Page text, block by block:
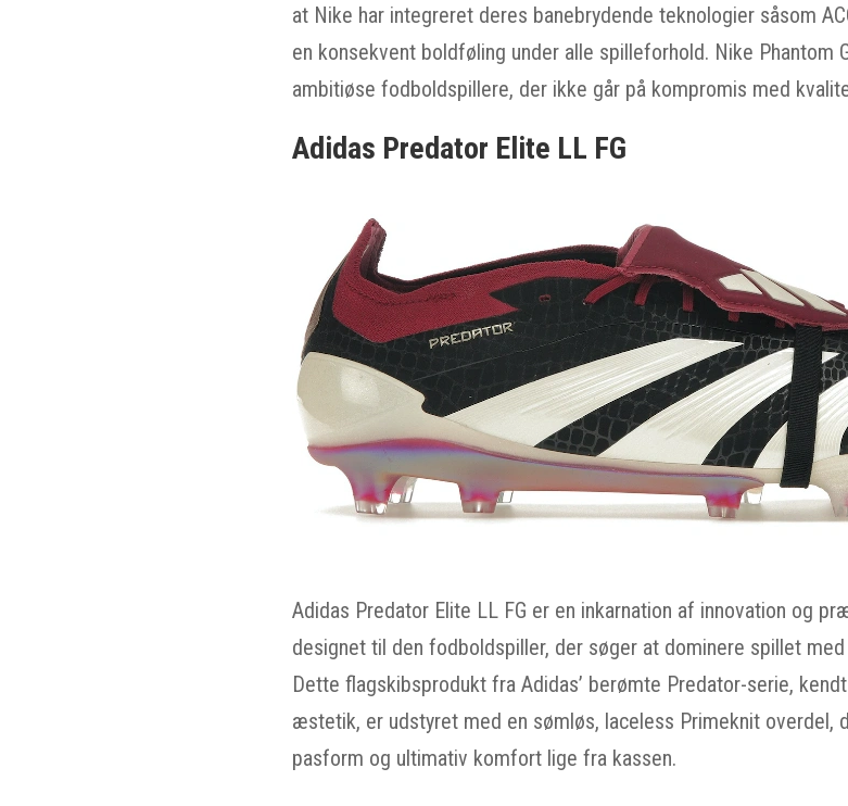
at Nike har integreret deres banebrydende teknologier såsom
en konsekvent boldføling under alle spilleforhold. Nike Phantom
ambitiøse fodboldspillere, der ikke går på kompromis med
Adidas Predator Elite LL FG
Adidas Predator Elite LL FG er en inkarnation af innovation og
designet til den fodboldspiller, der søger at dominere spillet
Dette flagskibsprodukt fra Adidas’ berømte Predator-serie,
æstetik, er udstyret med en sømløs, laceless Primeknit
pasform og ultimativ komfort lige fra kassen.